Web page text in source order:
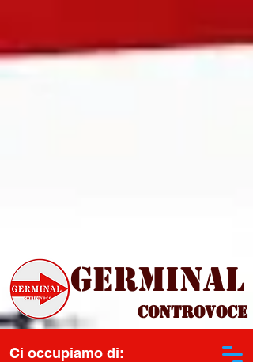
Controvoce
Ci occupiamo di:
Germinal